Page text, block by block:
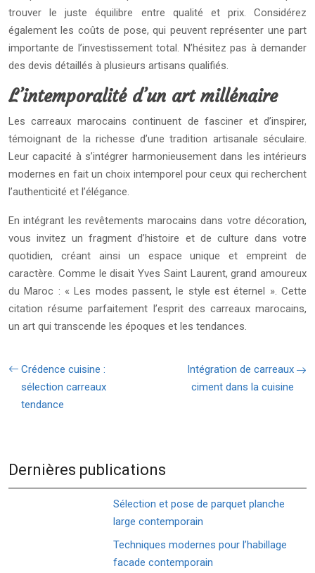
trouver le juste équilibre entre qualité et prix. Considérez
également les coûts de pose, qui peuvent représenter une part
importante de l’investissement total. N’hésitez pas à demander
des devis détaillés à plusieurs artisans qualifiés.
L’intemporalité d’un art millénaire
Les carreaux marocains continuent de fasciner et d’inspirer,
témoignant de la richesse d’une tradition artisanale séculaire.
Leur capacité à s’intégrer harmonieusement dans les intérieurs
modernes en fait un choix intemporel pour ceux qui recherchent
l’authenticité et l’élégance.
En intégrant les revêtements marocains dans votre décoration,
vous invitez un fragment d’histoire et de culture dans votre
quotidien, créant ainsi un espace unique et empreint de
caractère. Comme le disait Yves Saint Laurent, grand amoureux
du Maroc : « Les modes passent, le style est éternel ». Cette
citation résume parfaitement l’esprit des carreaux marocains,
un art qui transcende les époques et les tendances.
Crédence cuisine :
sélection carreaux
tendance
Intégration de carreaux
ciment dans la cuisine
Dernières publications
Sélection et pose de parquet planche
large contemporain
Techniques modernes pour l’habillage
facade contemporain